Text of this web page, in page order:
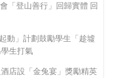
「登山善行」回歸實體 回
動」計劃鼓勵學生「趁墟
生打氣
店設「金兔宴」獎勵精英